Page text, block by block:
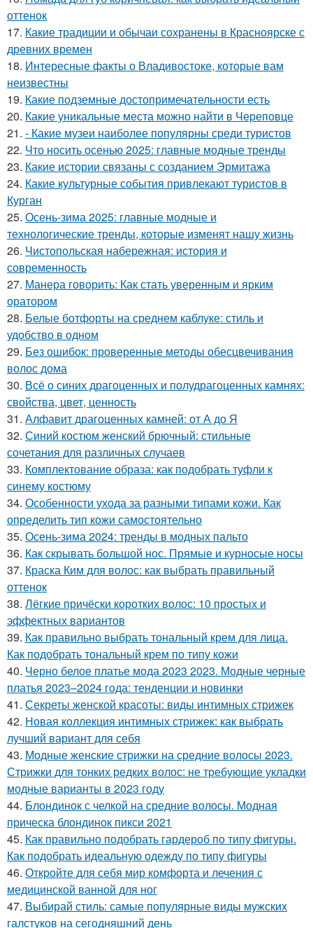
оттенок
17. Какие традиции и обычаи сохранены в Красноярске с
древних времен
18. Интересные факты о Владивостоке, которые вам
неизвестны
19. Какие подземные достопримечательности есть
20. Какие уникальные места можно найти в Череповце
21. - Какие музеи наиболее популярны среди туристов
22. Что носить осенью 2025: главные модные тренды
23. Какие истории связаны с созданием Эрмитажа
24. Какие культурные события привлекают туристов в
Курган
25. Осень-зима 2025: главные модные и
технологические тренды, которые изменят нашу жизнь
26. Чистопольская набережная: история и
современность
27. Манера говорить: Как стать уверенным и ярким
оратором
28. Белые ботфорты на среднем каблуке: стиль и
удобство в одном
29. Без ошибок: проверенные методы обесцвечивания
волос дома
30. Всё о синих драгоценных и полудрагоценных камнях:
свойства, цвет, ценность
31. Алфавит драгоценных камней: от А до Я
32. Синий костюм женский брючный: стильные
сочетания для различных случаев
33. Комплектование образа: как подобрать туфли к
синему костюму
34. Особенности ухода за разными типами кожи. Как
определить тип кожи самостоятельно
35. Осень-зима 2024: тренды в модных пальто
36. Как скрывать большой нос. Прямые и курносые носы
37. Краска Ким для волос: как выбрать правильный
оттенок
38. Лёгкие причёски коротких волос: 10 простых и
эффектных вариантов
39. Как правильно выбрать тональный крем для лица.
Как подобрать тональный крем по типу кожи
40. Черно белое платье мода 2023 2023. Модные черные
платья 2023–2024 года: тенденции и новинки
41. Секреты женской красоты: виды интимных стрижек
42. Новая коллекция интимных стрижек: как выбрать
лучший вариант для себя
43. Модные женские стрижки на средние волосы 2023.
Стрижки для тонких редких волос: не требующие укладки
модные варианты в 2023 году
44. Блондинок с челкой на средние волосы. Модная
прическа блондинок пикси 2021
45. Как правильно подобрать гардероб по типу фигуры.
Как подобрать идеальную одежду по типу фигуры
46. Откройте для себя мир комфорта и лечения с
медицинской ванной для ног
47. Выбирай стиль: самые популярные виды мужских
галстуков на сегодняшний день